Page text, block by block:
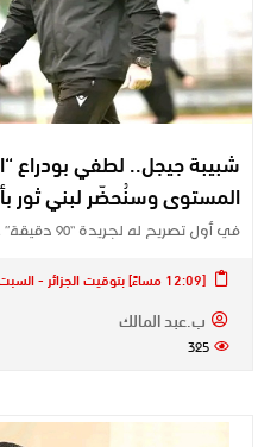
شبيبة جيجل.. لطفي بودراع
المستوى وسنُحضّر لبني ثور
في أول تصريح له لجريدة “90 دقيقة” عقب فوزه الأول على رأس…
[12:09 مساءً] بتوقيت الجزائر - السبت 17 يناير 2026
ب.عبد المالك
325